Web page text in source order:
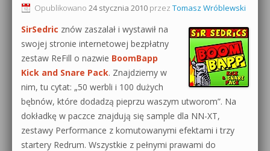
Synteza dźwięku 🔥
Produkcja muzyczna w praktyce
Bitwig Studio od podstaw
Produkcja muzyczna od podstaw
Sylenth1 od podstaw
Sound Forge od podstaw
0dB.pl - informacje
Newsletter
Materiały dla mediów
Opublikowano 24 stycznia 2010 przez Tomasz Wróblewski
SirSedric znów zaszalał i wystawił na
swojej stronie internetowej bezpłatny
zestaw ReFill o nazwie BoomBapp
Kick and Snare Pack. Znajdziemy w
nim, tu cytat: „50 werbli i 100 dużych
bębnów, które dodadzą pieprzu waszym utworom”. Na
dokładkę w paczce znajdują się sample dla NN-XT,
zestawy Performance z komutowanymi efektami i trzy
startery Redrum. Wszystkie z pełnymi prawami do